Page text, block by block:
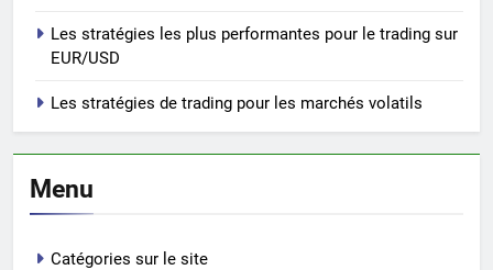
Les stratégies les plus performantes pour le trading sur
EUR/USD
Les stratégies de trading pour les marchés volatils
Menu
Catégories sur le site